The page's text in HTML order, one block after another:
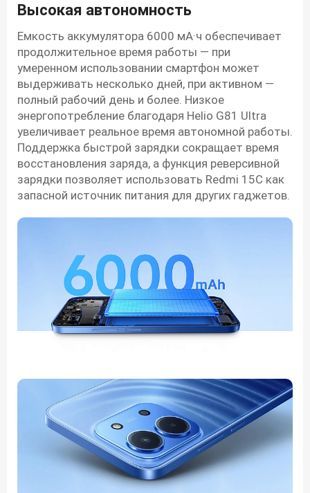
Высокая автономность
Емкость аккумулятора 6000 мА·ч обеспечивает
продолжительное время работы — при
умеренном использовании смартфон может
выдерживать несколько дней, при активном —
полный рабочий день и более. Низкое
энергопотребление благодаря Helio G81 Ultra
увеличивает реальное время автономной работы.
Поддержка быстрой зарядки сокращает время
восстановления заряда, а функция реверсивной
зарядки позволяет использовать Redmi 15C как
запасной источник питания для других гаджетов.